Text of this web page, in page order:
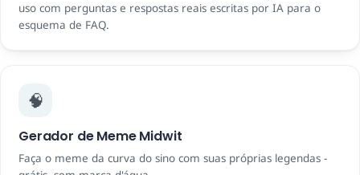
uso com perguntas e respostas reais escritas por IA para o
esquema de FAQ.
🧠
Gerador de Meme Midwit
Faça o meme da curva do sino com suas próprias legendas -